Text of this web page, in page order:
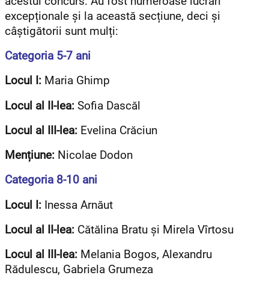
excepționale și la această secțiune, deci și
câștigătorii sunt mulți:
Categoria 5-7 ani
Locul I: Maria Ghimp
Locul al II-lea: Sofia Dascăl
Locul al III-lea: Evelina Crăciun
Mențiune: Nicolae Dodon
Categoria 8-10 ani
Locul I: Inessa Arnăut
Locul al II-lea: Cătălina Bratu și Mirela Vîrtosu
Locul al III-lea: Melania Bogos, Alexandru
Rădulescu, Gabriela Grumeza